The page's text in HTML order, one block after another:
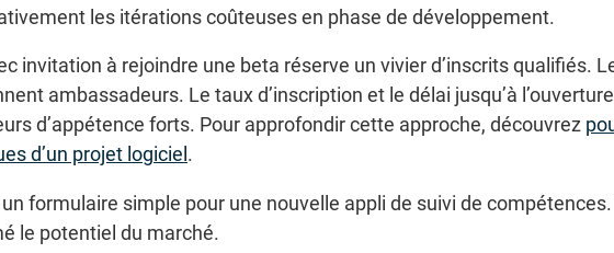
les itérations coûteuses en phase de développement.
invitation à rejoindre une beta réserve un vivier d’inscrits qualifiés.
ambassadeurs. Le taux d’inscription et le délai jusqu’à
d’appétence forts. Pour approfondir cette approche, découvrez
d’un projet logiciel .
formulaire simple pour une nouvelle appli de suivi de
le potentiel du marché.